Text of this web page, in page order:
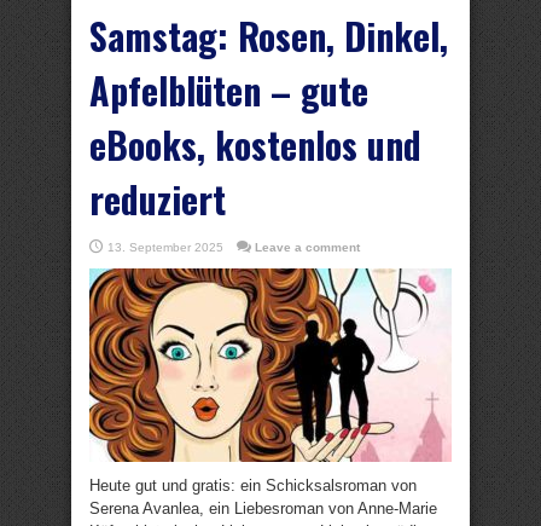
Samstag: Rosen, Dinkel,
Apfelblüten – gute
eBooks, kostenlos und
reduziert
13. September 2025 Leave a comment
Heute gut und gratis: ein Schicksalsroman von
Serena Avanlea, ein Liebesroman von Anne-Marie